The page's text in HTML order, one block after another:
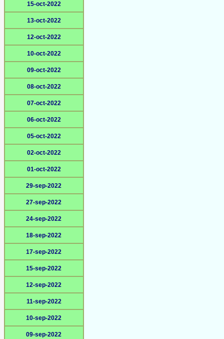
15-oct-2022
13-oct-2022
12-oct-2022
10-oct-2022
09-oct-2022
08-oct-2022
07-oct-2022
06-oct-2022
05-oct-2022
02-oct-2022
01-oct-2022
29-sep-2022
27-sep-2022
24-sep-2022
18-sep-2022
17-sep-2022
15-sep-2022
12-sep-2022
11-sep-2022
10-sep-2022
09-sep-2022